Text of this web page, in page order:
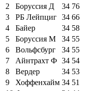
2
Боруссия Д 34 76
3
РБ Лейпциг 34 66
4
Байер 34 58
5
Боруссия М 34 55
6
Вольфсбург 34 55
7
Айнтрахт Ф 34 54
8
Вердер 34 53
9
Хоффенхайм 34 51